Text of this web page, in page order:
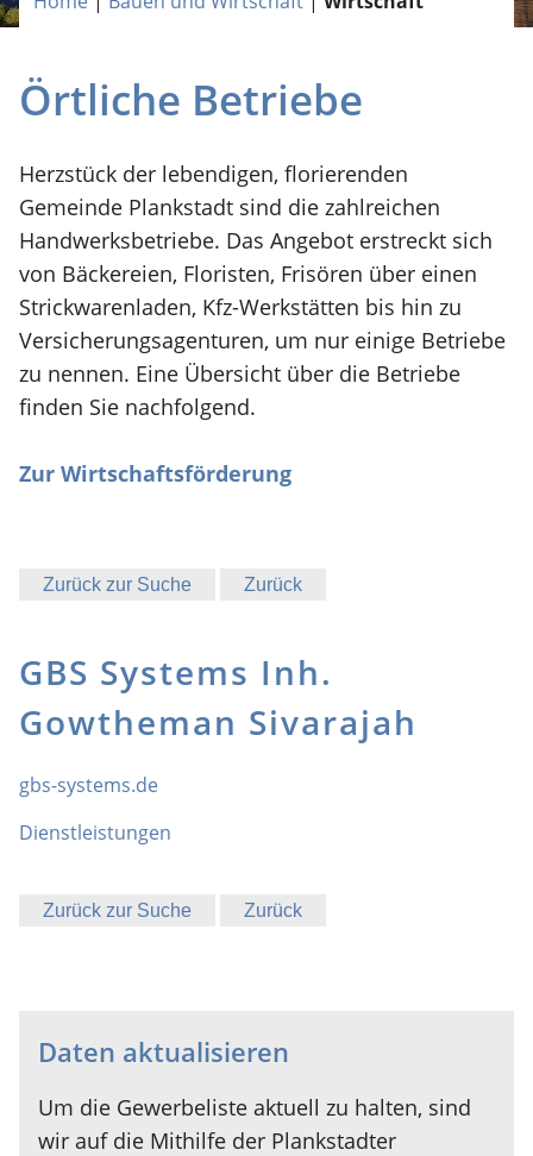
Örtliche Betriebe
Herzstück der lebendigen, florierenden
Gemeinde Plankstadt sind die zahlreichen
Handwerksbetriebe. Das Angebot erstreckt sich
von Bäckereien, Floristen, Frisören über einen
Strickwarenladen, Kfz-Werkstätten bis hin zu
Versicherungsagenturen, um nur einige Betriebe
zu nennen. Eine Übersicht über die Betriebe
finden Sie nachfolgend.
Zur Wirtschaftsförderung
Zurück zur Suche Zurück
GBS Systems Inh.
Gowtheman Sivarajah
gbs-systems.de
Dienstleistungen
Zurück zur Suche Zurück
Daten aktualisieren
Um die Gewerbeliste aktuell zu halten, sind
wir auf die Mithilfe der Plankstadter